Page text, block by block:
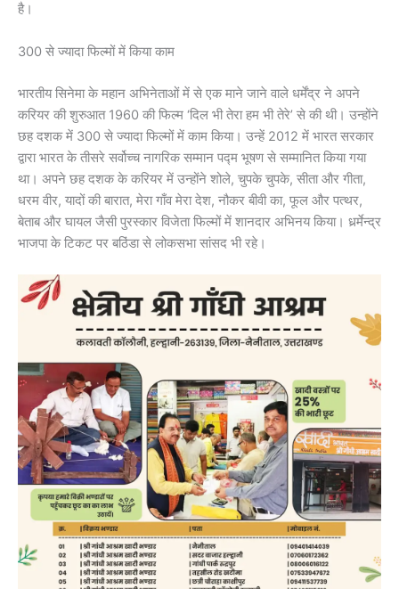
है।
300 से ज्यादा फिल्मों में किया काम
भारतीय सिनेमा के महान अभिनेताओं में से एक माने जाने वाले धर्मेंद्र ने अपने
करियर की शुरुआत 1960 की फिल्म ‘दिल भी तेरा हम भी तेरे’ से की थी। उन्होंने
छह दशक में 300 से ज्यादा फिल्मों में काम किया। उन्हें 2012 में भारत सरकार
द्वारा भारत के तीसरे सर्वोच्च नागरिक सम्मान पद्म भूषण से सम्मानित किया गया
था। अपने छह दशक के करियर में उन्होंने शोले, चुपके चुपके, सीता और गीता,
धरम वीर, यादों की बारात, मेरा गाँव मेरा देश, नौकर बीवी का, फूल और पत्थर,
बेताब और घायल जैसी पुरस्कार विजेता फिल्मों में शानदार अभिनय किया। धर्र्मेन्द्र
भाजपा के टिकट पर बठिंडा से लोकसभा सांसद भी रहे।